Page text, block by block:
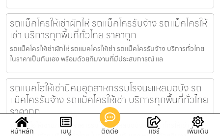
รถแม็คโครให้เช่าผักไห่ รถแม็คโครรับจ้าง รถแม็คโครให้
เช่า บริการทุกพื้นที่ทั่วไทย ราคาถูก
รถแม็คโครให้เช่าผักไห่ รถแมคโครให้เช่า รถแม็คโครรับจ้าง บริการทั่วไทย
ในราคาเป็นกันเอง พร้อมด้วยทีมงานที่มีประสบการณ์ แล
รถแบคโฮให้เช่านิคมอุตสาหกรรมโรจนะแหลมฉบัง รถ
แม็คโครรับจ้าง รถแม็คโครให้เช่า บริการทุกพื้นที่ทั่วไทย
ราคาถูก
รถแบคโฮให้เช่านิคมอุตสาหกรรมโรจนะแหลมฉบัง รถแมคโครให้เช่า รถ
หน้าหลัก เมนู ติดต่อ แชร์ เพิ่มเติม